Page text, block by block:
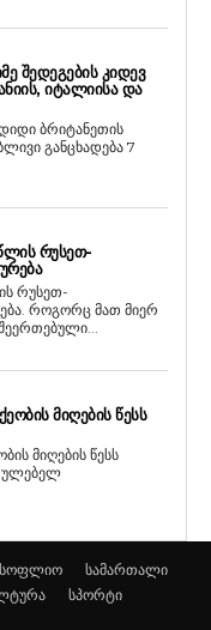
ᲨᲔᲓᲔᲒᲔᲑᲘᲡ ᲙᲘᲓᲔᲕ
ᲘᲢᲐᲚᲘᲘᲡᲐ ᲓᲐ
ბრიტანეთის
განცხადება 7
ᲠᲣᲡᲔᲗ-
რუსეთ-
ᲛᲘᲦᲔᲑᲘᲡ ᲬᲔᲡᲡ
მიღების წესს
სამართალი
სპორტი